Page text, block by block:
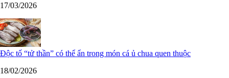
17/03/2026
Độc tố “tử thần” có thể ẩn trong món cá ủ chua quen thuộc
18/02/2026